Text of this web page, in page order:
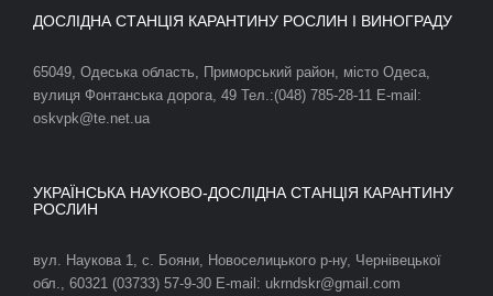
ДОСЛІДНА СТАНЦІЯ КАРАНТИНУ РОСЛИН І ВИНОГРАДУ
65049, Одеська область, Приморський район, місто Одеса,
вулиця Фонтанська дорога, 49 Тел.:(048) 785-28-11 E-mail:
oskvpk@te.net.ua
УКРАЇНСЬКА НАУКОВО-ДОСЛІДНА СТАНЦІЯ КАРАНТИНУ
РОСЛИН
вул. Наукова 1, с. Бояни, Новоселицького р-ну, Чернівецької
обл., 60321 (03733) 57-9-30 E-mail: ukrndskr@gmail.com